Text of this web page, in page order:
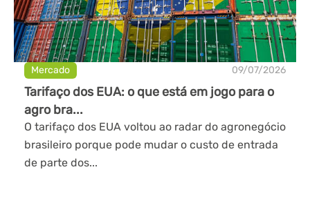
Mercado 09/07/2026
Tarifaço dos EUA: o que está em jogo para o
agro bra...
O tarifaço dos EUA voltou ao radar do agronegócio
brasileiro porque pode mudar o custo de entrada
de parte dos...